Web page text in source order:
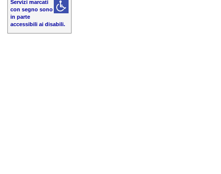
Servizi marcati
con segno sono
in parte
accessibili ai disabili.